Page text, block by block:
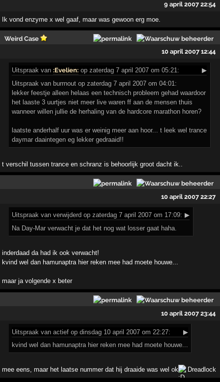
9 april 2007 22:54
Ik vond enzyme x wel gaaf, maar was gewoon erg moe.
Weird Case
10 april 2007 12:44
Uitspraak van:Evelien: op zaterdag 7 april 2007 om 05:21:
▶
Uitspraak van burrnout op zaterdag 7 april 2007 om 04:01:
lekker feestje alleen helaas een technisch probleem gehad waardoor
het laaste 3 uurtjes niet meer live waren ff aan de mensen thuis
wanneer willen jullie de herhaling van de hardcore marathon horen?
laatste anderhalf uur was er weinig meer aan hoor... t leek wel trance
daymar daaintegen eg lekker gedraaid!!
t verschil tussen trance en schranz is behoorlijk groot dacht ik..
10 april 2007 22:27
Uitspraak van verwijderd op zaterdag 7 april 2007 om 17:09: ▶
Na Day-Mar verwacht je dat het nog wat losser gaat haha.
inderdaad da had ik ook verwacht!
kvind wel dan hamunaptra hier reken mee had moete houwe...
maar ja volgende x beter
10 april 2007 23:44
Uitspraak van actief op dinsdag 10 april 2007 om 22:27:
▶
kvind wel dan hamunaptra hier reken mee had moete houwe...
mee eens, maar het laatse nummer dat hij draaide was wel ok Dreadlock